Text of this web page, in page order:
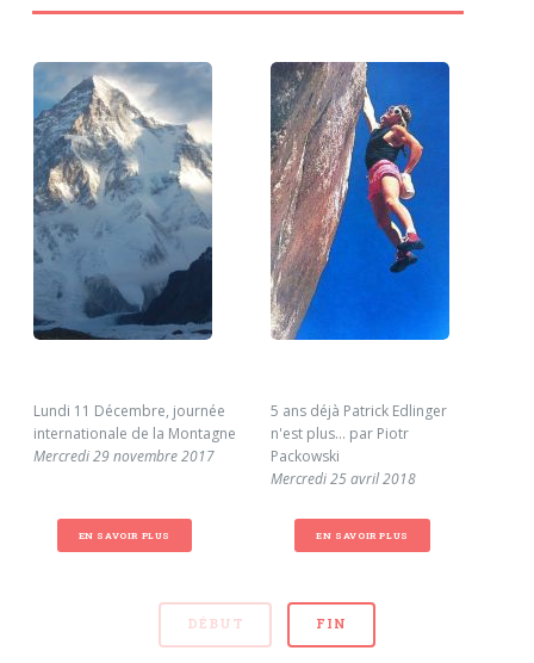
Lundi 11 Décembre, journée
internationale de la Montagne
Mercredi 29 novembre 2017
EN SAVOIR PLUS
5 ans déjà Patrick Edlinger
n'est plus... par Piotr
Packowski
Mercredi 25 avril 2018
EN SAVOIR PLUS
DÉBUT FIN